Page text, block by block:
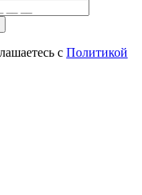
с Политикой